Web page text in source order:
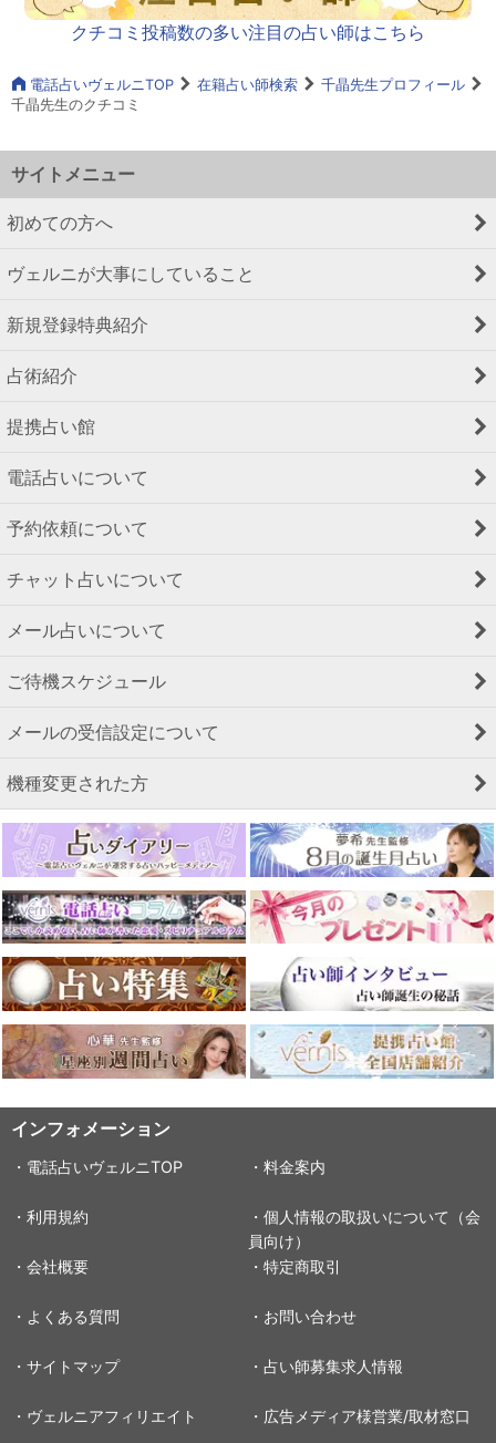
クチコミ投稿数の多い注目の占い師はこちら
電話占いヴェルニTOP 在籍占い師検索
千晶先生プロフィール
千晶先生のクチコミ
サイトメニュー
初めての方へ
ヴェルニが大事にしていること
新規登録特典紹介
占術紹介
提携占い館
電話占いについて
予約依頼について
チャット占いについて
メール占いについて
ご待機スケジュール
メールの受信設定について
機種変更された方
インフォメーション
・電話占いヴェルニTOP ・料金案内
・利用規約
・個人情報の取扱いについて（会
員向け）
・会社概要
・特定商取引
・よくある質問 ・お問い合わせ
・サイトマップ ・占い師募集求人情報
・ヴェルニアフィリエイト ・広告メディア様営業/取材窓口